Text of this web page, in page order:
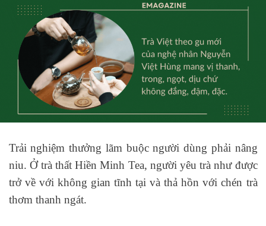
Trải nghiệm thưởng lãm buộc người dùng phải nâng
niu. Ở trà thất Hiền Minh Tea, người yêu trà như được
trở về với không gian tĩnh tại và thả hồn với chén trà
thơm thanh ngát.